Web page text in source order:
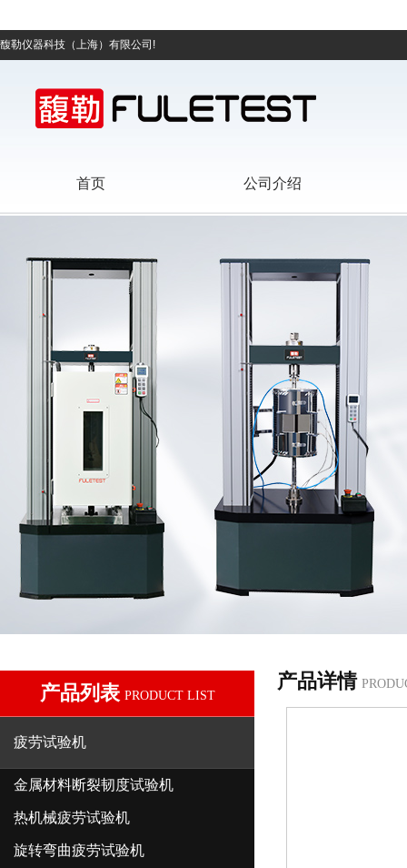
馥勒仪器科技（上海）有限公司!
首页 公司介绍
产品列表 PRODUCT LIST
疲劳试验机
金属材料断裂韧度试验机
热机械疲劳试验机
旋转弯曲疲劳试验机
产品详情